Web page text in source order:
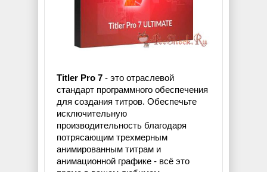
Titler Pro 7 - это отраслевой
стандарт программного обеспечения
для создания титров. Обеспечьте
исключительную
производительность благодаря
потрясающим трехмерным
анимированным титрам и
анимационной графике - всё это